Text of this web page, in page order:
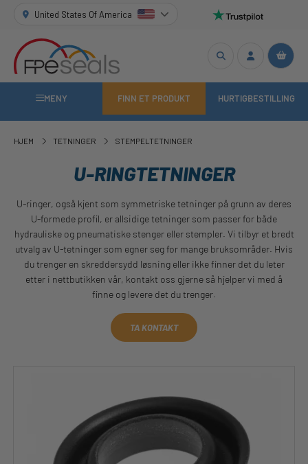
United States Of America
MENY FINN ET PRODUKT HURTIGBESTILLING
HJEM TETNINGER STEMPELTETNINGER
U-RINGTETNINGER
U-ringer, også kjent som symmetriske tetninger på grunn av deres
U-formede profil, er allsidige tetninger som passer for både
hydrauliske og pneumatiske stenger eller stempler. Vi tilbyr et bredt
utvalg av U-tetninger som egner seg for mange bruksområder. Hvis
du trenger en skreddersydd løsning eller ikke finner det du leter
etter i nettbutikken vår, kontakt oss gjerne så hjelper vi med å
finne og levere det du trenger.
TA KONTAKT